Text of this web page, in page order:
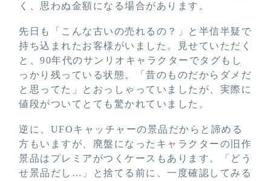
く、思わぬ金額になる場合があります。
先日も「こんな古いの売れるの？」と半信半疑で
持ち込まれたお客様がいました。見せていただく
と、90年代のサンリオキャラクターでタグもし
っかり残っている状態。「昔のものだからダメだ
と思ってた」とおっしゃっていましたが、実際に
値段がついてとても驚かれていました。
逆に、UFOキャッチャーの景品だからと諦める
方もいますが、廃盤になったキャラクターの旧作
景品はプレミアがつくケースもあります。「どう
せ景品だし…」と捨てる前に、一度確認してみる